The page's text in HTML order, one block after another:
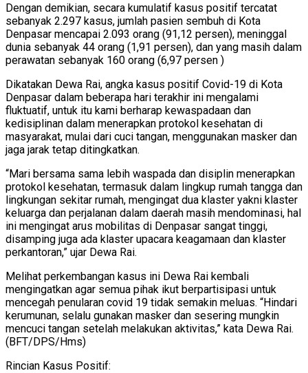
Dengan demikian, secara kumulatif kasus positif tercatat
sebanyak 2.297 kasus, jumlah pasien sembuh di Kota
Denpasar mencapai 2.093 orang (91,12 persen), meninggal
dunia sebanyak 44 orang (1,91 persen), dan yang masih dalam
perawatan sebanyak 160 orang (6,97 persen )
Dikatakan Dewa Rai, angka kasus positif Covid-19 di Kota
Denpasar dalam beberapa hari terakhir ini mengalami
fluktuatif, untuk itu kami berharap kewaspadaan dan
kedisiplinan dalam menerapkan protokol kesehatan di
masyarakat, mulai dari cuci tangan, menggunakan masker dan
jaga jarak tetap ditingkatkan.
“Mari bersama sama lebih waspada dan disiplin menerapkan
protokol kesehatan, termasuk dalam lingkup rumah tangga dan
lingkungan sekitar rumah, mengingat dua klaster yakni klaster
keluarga dan perjalanan dalam daerah masih mendominasi, hal
ini mengingat arus mobilitas di Denpasar sangat tinggi,
disamping juga ada klaster upacara keagamaan dan klaster
perkantoran,” ujar Dewa Rai.
Melihat perkembangan kasus ini Dewa Rai kembali
mengingatkan agar semua pihak ikut berpartisipasi untuk
mencegah penularan covid 19 tidak semakin meluas. “Hindari
kerumunan, selalu gunakan masker dan sesering mungkin
mencuci tangan setelah melakukan aktivitas,” kata Dewa Rai.
(BFT/DPS/Hms)
Rincian Kasus Positif: